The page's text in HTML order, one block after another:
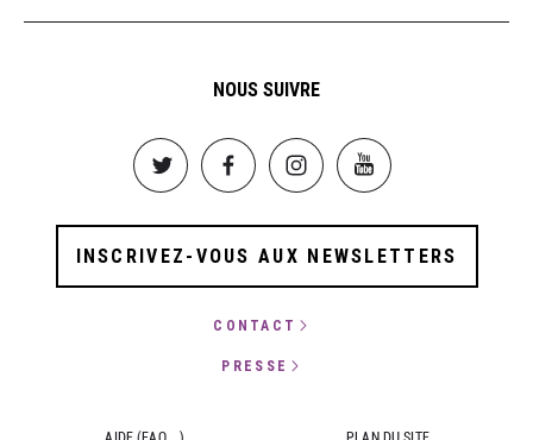
NOUS SUIVRE
Image Image Image Image
INSCRIVEZ-VOUS AUX NEWSLETTERS
CONTACT
PRESSE